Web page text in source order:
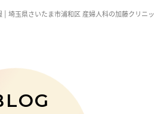
| 埼玉県さいたま市浦和区 産婦人科の加藤クリニ